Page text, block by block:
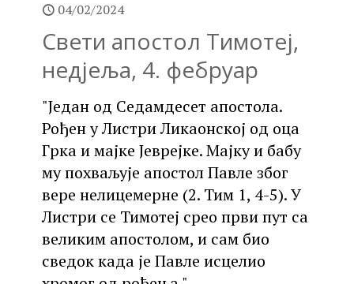
04/02/2024
Свети апостол Тимотеј,
недјеља, 4. фебруар
"Један од Седамдесет апостола.
Рођен у Листри Ликаонској од оца
Грка и мајке Јеврејке. Мајку и бабу
му похваљује апостол Павле због
вере нелицемерне (2. Тим 1, 4-5). У
Листри се Тимотеј срео први пут са
великим апостолом, и сам био
сведок када је Павле исцелио